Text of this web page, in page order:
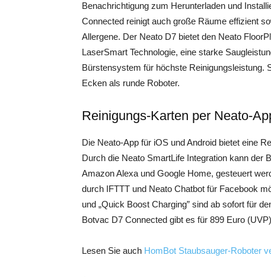
Benachrichtigung zum Herunterladen und
Connected reinigt auch große Räume effizient
Allergene. Der Neato D7 bietet den Neato
LaserSmart Technologie, eine starke
Bürstensystem für höchste Reinigungsleistung.
Ecken als runde Roboter.
Reinigungs-Karten per Neato-
Die Neato-App für iOS und Android bietet eine
Durch die Neato SmartLife Integration kann der
Amazon Alexa und Google Home, gesteuert
durch IFTTT und Neato Chatbot für Facebook
und „Quick Boost Charging” sind ab sofort für
Botvac D7 Connected gibt es für 899 Euro
Lesen Sie auch HomBot Staubsauger-Roboter